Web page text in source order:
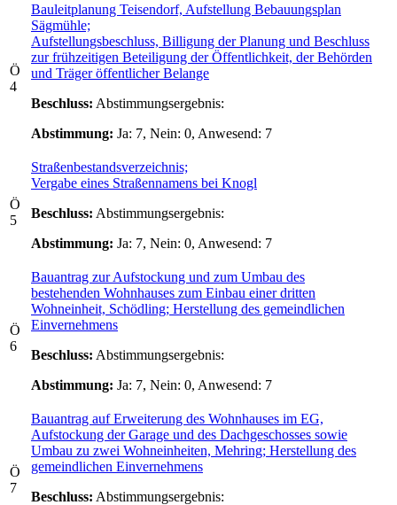
Ö
4
Bauleitplanung Teisendorf, Aufstellung Bebauungsplan
Sägmühle;
Aufstellungsbeschluss, Billigung der Planung und Beschluss
zur frühzeitigen Beteiligung der Öffentlichkeit, der Behörden
und Träger öffentlicher Belange
Beschluss: Abstimmungsergebnis:
Abstimmung: Ja: 7, Nein: 0, Anwesend: 7
Ö
5
Straßenbestandsverzeichnis;
Vergabe eines Straßennamens bei Knogl
Beschluss: Abstimmungsergebnis:
Abstimmung: Ja: 7, Nein: 0, Anwesend: 7
Ö
6
Bauantrag zur Aufstockung und zum Umbau des
bestehenden Wohnhauses zum Einbau einer dritten
Wohneinheit, Schödling; Herstellung des gemeindlichen
Einvernehmens
Beschluss: Abstimmungsergebnis:
Abstimmung: Ja: 7, Nein: 0, Anwesend: 7
Ö
7
Bauantrag auf Erweiterung des Wohnhauses im EG,
Aufstockung der Garage und des Dachgeschosses sowie
Umbau zu zwei Wohneinheiten, Mehring; Herstellung des
gemeindlichen Einvernehmens
Beschluss: Abstimmungsergebnis: